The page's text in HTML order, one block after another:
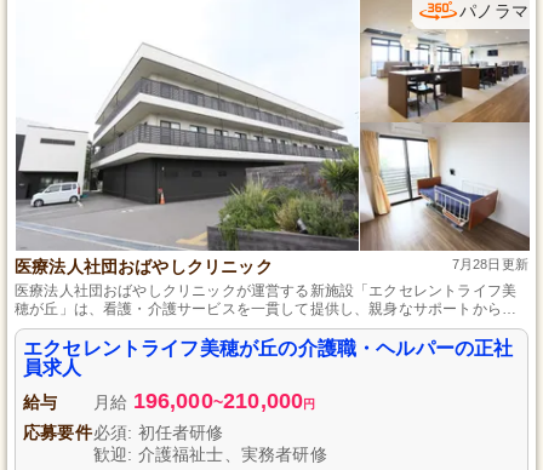
パノラマ
医療法人社団おばやしクリニック 7月28日更新
医療法人社団おばやしクリニックが運営する新施設「エクセレントライフ美
穂が丘」は、看護・介護サービスを一貫して提供し、親身なサポートから緊
急医療対応まで、あたたかな家族のように安心できる高齢者向け住宅です。
エクセレントライフ美穂が丘の介護職・ヘルパーの正社
員求人
給与 月給 196,000~210,000円
応募要件必須: 初任者研修
歓迎: 介護福祉士、実務者研修